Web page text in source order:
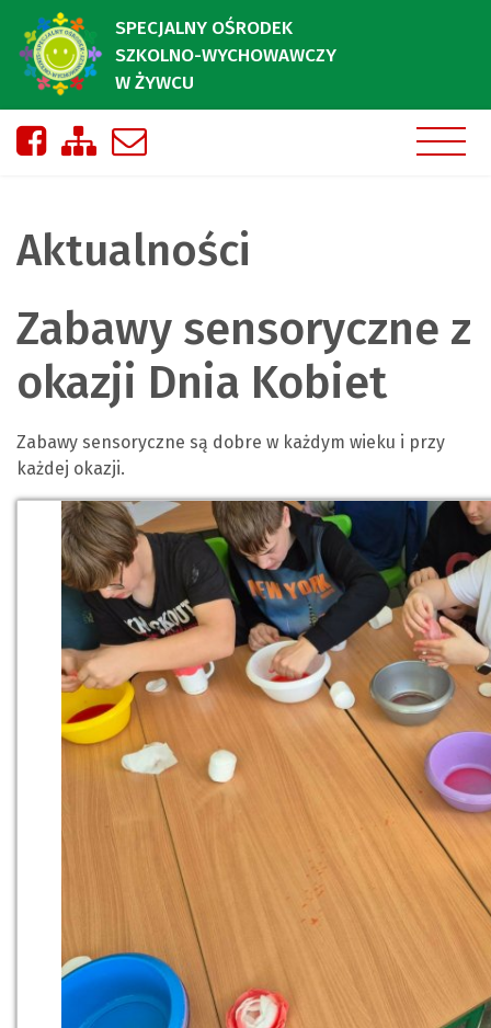
SPECJALNY OŚRODEK
SZKOLNO-WYCHOWAWCZY
W ŻYWCU
Nasza strona na Facebooku
Zobacz mapę strony
Aktualności
Zabawy sensoryczne z
okazji Dnia Kobiet
Zabawy sensoryczne są dobre w każdym wieku i przy
każdej okazji.